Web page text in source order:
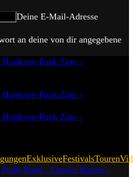
Deine E-Mail-Adresse
an deine von dir angegebene
ExklusiveFestivalsTouren